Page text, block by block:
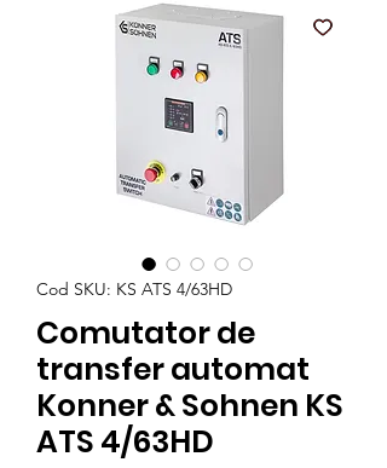
Cod SKU: KS ATS 4/63HD
Comutator de
transfer automat
Konner & Sohnen KS
ATS 4/63HD